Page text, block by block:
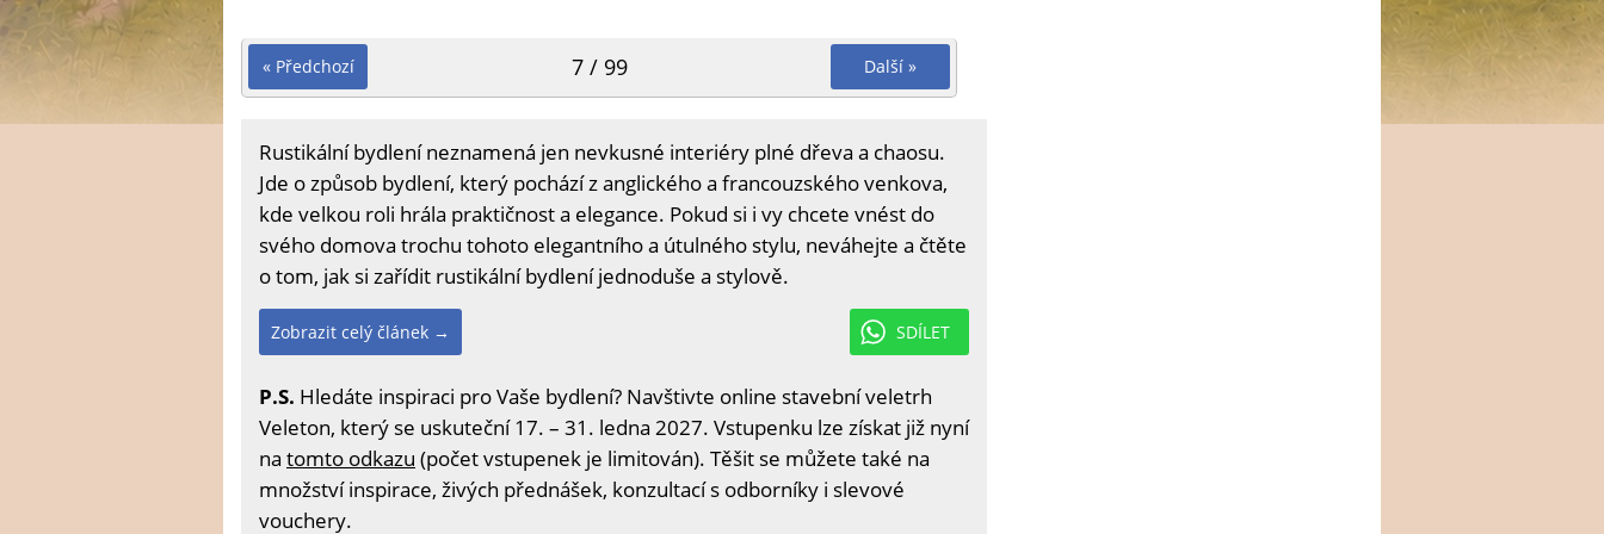
« Předchozí Další »
7 / 99
Rustikální bydlení neznamená jen nevkusné interiéry plné dřeva a chaosu.
Jde o způsob bydlení, který pochází z anglického a francouzského venkova,
kde velkou roli hrála praktičnost a elegance. Pokud si i vy chcete vnést do
svého domova trochu tohoto elegantního a útulného stylu, neváhejte a čtěte
o tom, jak si zařídit rustikální bydlení jednoduše a stylově.
SDÍLET
Zobrazit celý článek →
P.S. Hledáte inspiraci pro Vaše bydlení? Navštivte online stavební veletrh
Veleton, který se uskuteční 17. – 31. ledna 2027. Vstupenku lze získat již nyní
na tomto odkazu (počet vstupenek je limitován). Těšit se můžete také na
množství inspirace, živých přednášek, konzultací s odborníky i slevové
vouchery.